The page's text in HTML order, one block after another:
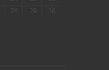
28 29
30